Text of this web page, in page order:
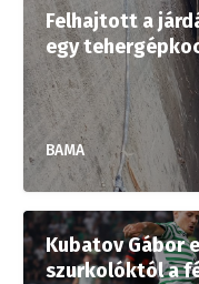
Felhajtott a
egy
BAMA
Kubatov Gábor
szurkolóktól a